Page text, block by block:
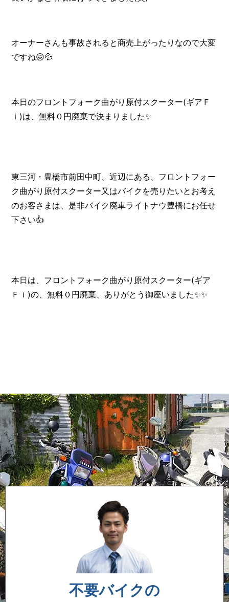
オーナーさんも事故されると商売上がったりなので大変
ですね😖💦
本日のフロントフォーク曲がり原付スクーター(ギアＦ
ｉ)は、無料０円廃棄で決まりました✨
東三河・豊橋市前田中町、近辺にある、フロントフォー
ク曲がり原付スクーター又はバイクを売りたいとお考え
のお客さまは、是非バイク廃車ライトナウ豊橋にお任せ
下さい👍️
本日は、フロントフォーク曲がり原付スクーター(ギア
Ｆｉ)の、無料０円廃棄、ありがとう御座いました✨✨
不要バイクの